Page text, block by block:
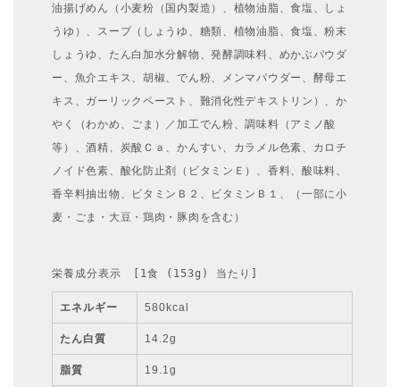
油揚げめん（小麦粉（国内製造）、植物油脂、食塩、しょ
うゆ）、スープ（しょうゆ、糖類、植物油脂、食塩、粉末
しょうゆ、たん白加水分解物、発酵調味料、めかぶパウダ
ー、魚介エキス、胡椒、でん粉、メンマパウダー、酵母エ
キス、ガーリックペースト、難消化性デキストリン）、か
やく（わかめ、ごま）／加工でん粉、調味料（アミノ酸
等）、酒精、炭酸Ｃａ、かんすい、カラメル色素、カロチ
ノイド色素、酸化防止剤（ビタミンＥ）、香料、酸味料、
香辛料抽出物、ビタミンＢ２、ビタミンＢ１、（一部に小
麦・ごま・大豆・鶏肉・豚肉を含む）
栄養成分表示　[1食 (153g) 当たり]
エネルギー 580kcal
たん白質 14.2g
脂質 19.1g